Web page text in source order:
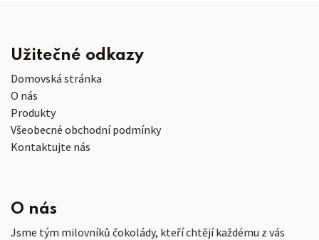
Užitečné odkazy
Domovská stránka
O nás
Produkty
Všeobecné obchodní podmínky
Kontaktujte nás
O nás
Jsme tým milovníků čokolády, kteří chtějí každému z vás